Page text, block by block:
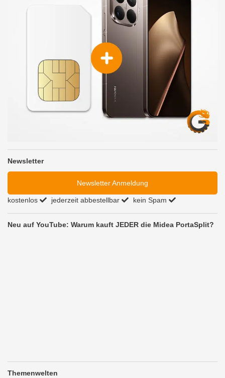
Newsletter
Newsletter Anmeldung
kostenlos jederzeit abbestellbar kein Spam
Neu auf YouTube: Warum kauft JEDER die Midea PortaSplit?
Themenwelten